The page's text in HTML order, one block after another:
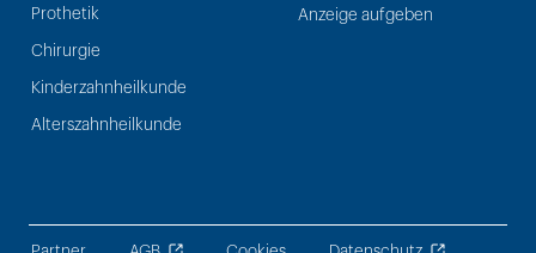
Prothetik
Chirurgie
Kinderzahnheilkunde
Alterszahnheilkunde
Anzeige aufgeben